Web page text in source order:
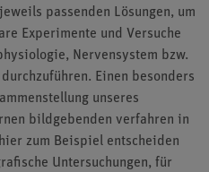
passenden Lösungen, um
Experimente und Versuche
Nervensystem bzw.
Einen besonders
unseres
bildgebenden verfahren in
zum Beispiel entscheiden
Untersuchungen, für